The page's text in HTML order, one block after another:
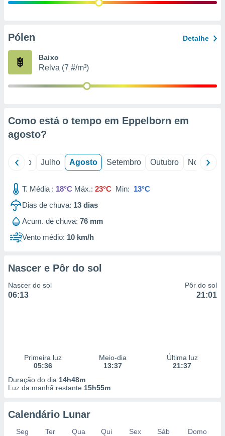
e
de
Pólen Detalhe
Baixo
Relva (7 #/m³)
Como está o tempo em Eppelborn em
agosto?
Junho Julho Agosto Setembro Outubro Novembro
T. Média : 18°C Máx.: 23°C Min: 13°C
Dias de chuva: 13 dias
Acum. de chuva: 76 mm
Vento médio: 10 km/h
Nascer e Pôr do sol
Nascer do sol
06:13
Pôr do sol
21:01
Primeira luz
05:36
Meio-dia
13:37
Última luz
21:37
Duração do dia 14h48m
Luz da manhã restante 15h55m
Calendário Lunar
Seg Ter Qua Qui Sex Sáb
Domo